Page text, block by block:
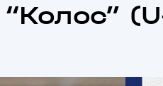
“Колос”